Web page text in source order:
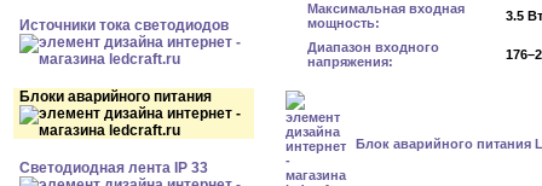
Источники тока светодиодов
Блоки аварийного питания
Светодиодная лента IP 33
Максимальная входная
мощность:
3.5 Вт
Диапазон входного
напряжения:
Блок аварийного питания